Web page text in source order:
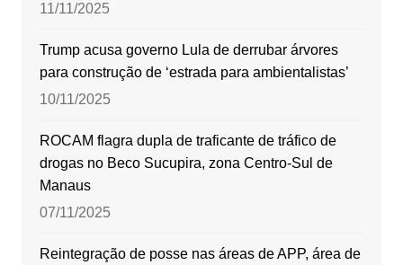
11/11/2025
Trump acusa governo Lula de derrubar árvores
para construção de ‘estrada para ambientalistas’
10/11/2025
ROCAM flagra dupla de traficante de tráfico de
drogas no Beco Sucupira, zona Centro-Sul de
Manaus
07/11/2025
Reintegração de posse nas áreas de APP, área de